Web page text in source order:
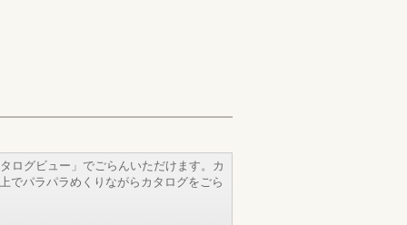
ログビュー」でごらんいただけます。カ
でパラパラめくりながらカタログをごら